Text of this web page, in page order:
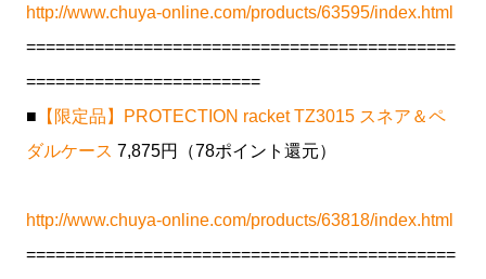
http://www.chuya-online.com/products/63595/index.html
============================================
========================
■ 【限定品】PROTECTION racket TZ3015 スネア＆ペ
ダルケース 7,875円（78ポイント還元）
http://www.chuya-online.com/products/63818/index.html
============================================